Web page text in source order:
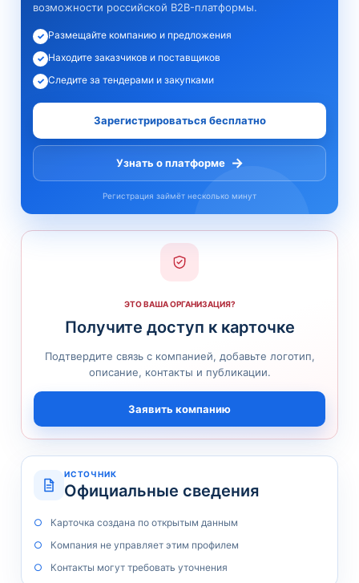
возможности российской B2B-платформы.
✓ Размещайте компанию и предложения
✓ Находите заказчиков и поставщиков
✓ Следите за тендерами и закупками
Зарегистрироваться бесплатно
Узнать о платформе →
Регистрация займёт несколько минут
ЭТО ВАША ОРГАНИЗАЦИЯ?
Получите доступ к карточке
Подтвердите связь с компанией, добавьте логотип,
описание, контакты и публикации.
Заявить компанию
ИСТОЧНИК
Официальные сведения
Карточка создана по открытым данным
Компания не управляет этим профилем
Контакты могут требовать уточнения